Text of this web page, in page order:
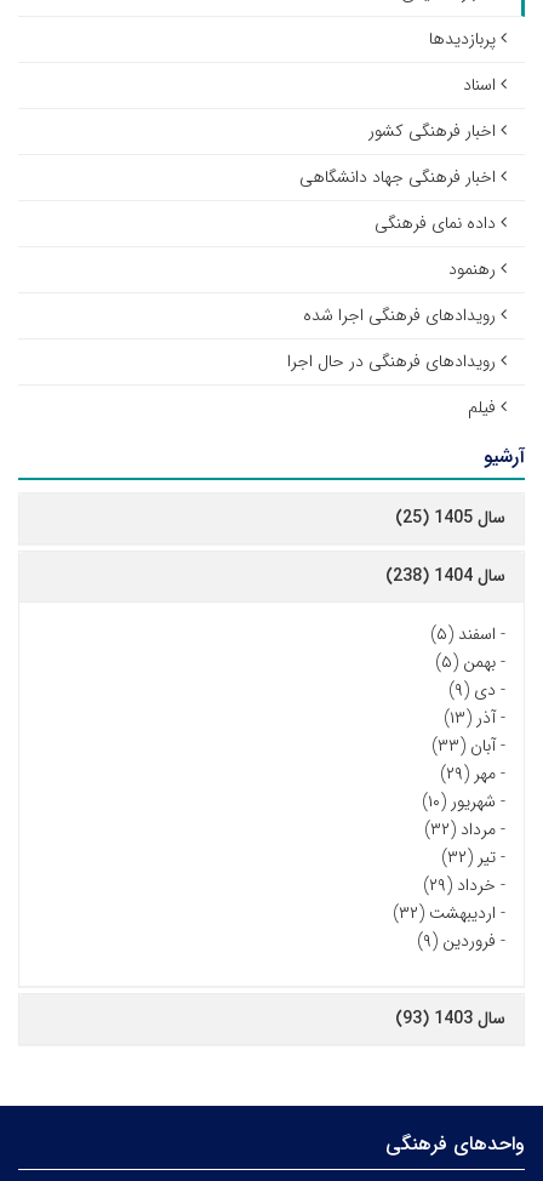
پربازدیدها
اسناد
اخبار فرهنگی کشور
اخبار فرهنگی جهاد دانشگاهی
داده نمای فرهنگی
رهنمود
رویدادهای فرهنگی اجرا شده
رویدادهای فرهنگی در حال اجرا
فیلم
آرشیو
سال 1405 (25)
سال 1404 (238)
- اسفند (۵)
-بهمن (۵)
- دی (۹)
-آذر (۱۳)
-آبان (۳۳)
-مهر (۲۹)
- شهریور (۱۰)
-مرداد (۳۲)
-تیر (۳۲)
- خرداد (۲۹)
- اردیبهشت (۳۲)
- فروردین (۹)
سال 1403 (93)
واحدهای فرهنگی